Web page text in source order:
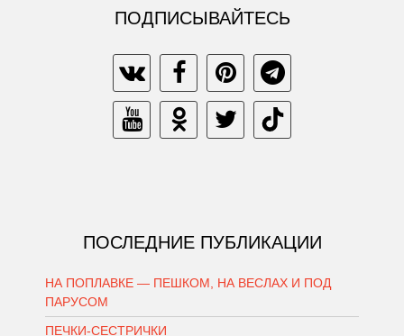
ПОДПИСЫВАЙТЕСЬ
ПОСЛЕДНИЕ ПУБЛИКАЦИИ
НА ПОПЛАВКЕ — ПЕШКОМ, НА ВЕСЛАХ И ПОД
ПАРУСОМ
ПЕЧКИ-СЕСТРИЧКИ